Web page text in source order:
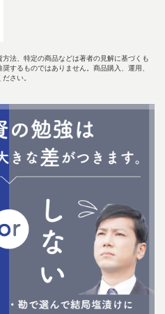
法、特定の商品などは著者の見解に基づくも
するものではありません。商品購入、運用、
さい。